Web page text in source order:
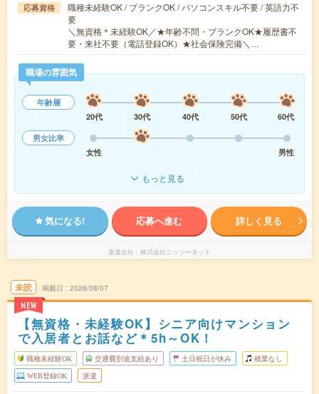
応募資格
職種未経験OK / ブランクOK / パソコンスキル不要 / 英語力不
要
＼無資格＊未経験OK／★年齢不問・ブランクOK★履歴書不
要・来社不要（電話登録OK）★社会保険完備＼…
職場の雰囲気
年齢層
20代
30代 40代 50代
60代
男女比率
女性
男性
もっと見る
気になる! 応募へ進む 詳しく見る
派遣会社 株式会社ニッソーネット
未読
NEW
掲載日 2026/08/07
【無資格・未経験OK】シニア向けマンション
で入居者とお話など＊5h～OK！
職種未経験OK 交通費別途支給あり 土日祝日が休み 残業なし
WEB登録OK 派遣